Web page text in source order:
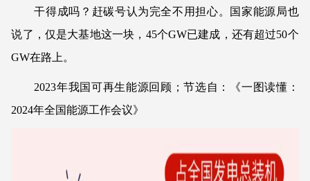
干得成吗？赶碳号认为完全不用担心。国家能源局也
说了，仅是大基地这一块，45个GW已建成，还有超过50个
GW在路上。
2023年我国可再生能源回顾；节选自：《一图读懂：
2024年全国能源工作会议》